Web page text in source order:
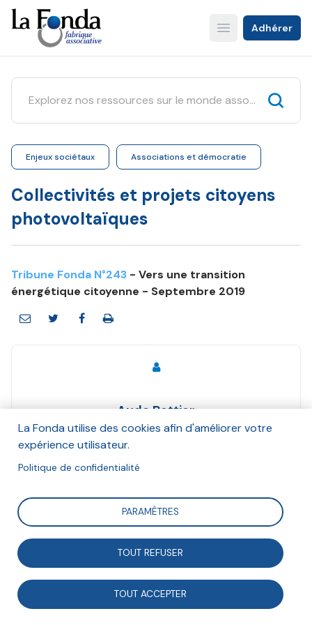
Aller
au
contenu
principal
Open main menu
Adhérer
Enjeux sociétaux Associations et démocratie
Collectivités et projets citoyens
photovoltaïques
Tribune Fonda N°243 - Vers une transition
énergétique citoyenne - Septembre 2019
Aude Pottier
Et Armelle Gomez, Claudia Colombarolli
Septembre 2019
Des évolutions législatives récentes encouragent
l’émergence d’initiatives d’énergie citoyennes. Avec
l’exemple de projets photovoltaïques menés en
Nouvelle-Aquitaine, quels enseignements peut-on
La Fonda utilise des cookies afin d'améliorer votre
expérience utilisateur.
Politique de confidentialité
PARAMÈTRES
TOUT REFUSER
TOUT ACCEPTER